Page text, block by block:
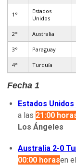
1°
Estados
Unidos
2° Australia
3° Paraguay
4° Turquía
Fecha 1
Estados
a las 21:00
Los Ángeles
Australia 2-0
00:00 horasen el